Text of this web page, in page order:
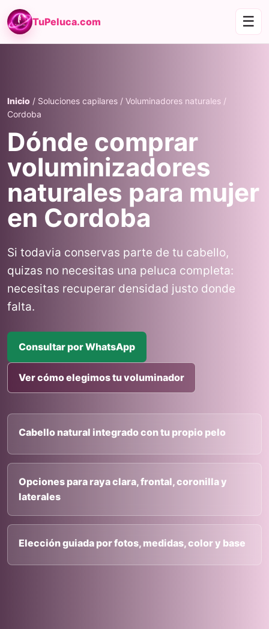
TuPeluca.com ☰
Inicio / Soluciones capilares / Voluminadores naturales /
Cordoba
Dónde comprar
voluminizadores
naturales para mujer
en Cordoba
Si todavia conservas parte de tu cabello,
quizas no necesitas una peluca completa:
necesitas recuperar densidad justo donde
falta.
Consultar por WhatsApp
Ver cómo elegimos tu voluminador
Cabello natural integrado con tu propio pelo
Opciones para raya clara, frontal, coronilla y
laterales
Elección guiada por fotos, medidas, color y base